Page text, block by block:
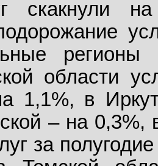
скакнули
регионы
области
1,1%, в
– на 0,3%,
за